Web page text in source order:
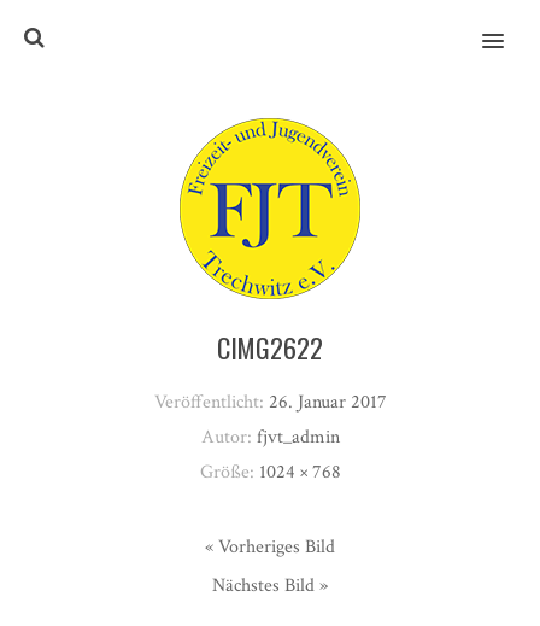
MENU
CIMG2622
Veröffentlicht: 26. Januar 2017
Autor: fjvt_admin
Größe: 1024 × 768
« Vorheriges Bild
Nächstes Bild »